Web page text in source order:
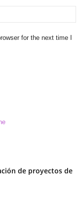
for the next time I
de proyectos de